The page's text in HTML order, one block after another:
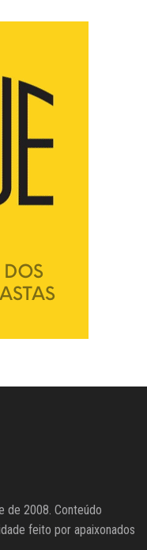
de 2008. Conteúdo
feito por apaixonados